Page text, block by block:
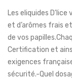
Les eliquides
et d’arômes frais
de vos
Certification et
exigences
sécurité.-Quel